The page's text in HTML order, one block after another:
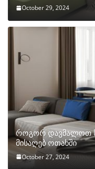
October 29, 2024
როგორ დავმალოთ
მისაღებ ოთახში
October 27, 2024